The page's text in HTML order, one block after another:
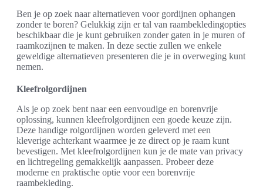
Ben je op zoek naar alternatieven voor gordijnen ophangen
zonder te boren? Gelukkig zijn er tal van raambekledingopties
beschikbaar die je kunt gebruiken zonder gaten in je muren of
raamkozijnen te maken. In deze sectie zullen we enkele
geweldige alternatieven presenteren die je in overweging kunt
nemen.
Kleefrolgordijnen
Als je op zoek bent naar een eenvoudige en borenvrije
oplossing, kunnen kleefrolgordijnen een goede keuze zijn.
Deze handige rolgordijnen worden geleverd met een
kleverige achterkant waarmee je ze direct op je raam kunt
bevestigen. Met kleefrolgordijnen kun je de mate van privacy
en lichtregeling gemakkelijk aanpassen. Probeer deze
moderne en praktische optie voor een borenvrije
raambekleding.